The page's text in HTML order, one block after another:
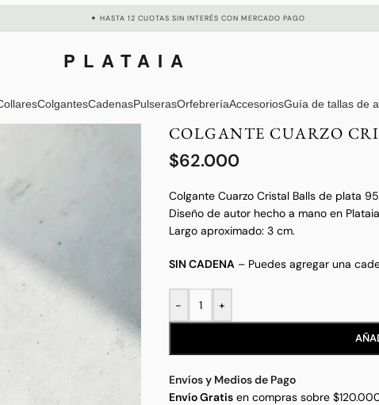
✦ HASTA 12 CUOTAS SIN INTERÉS CON MERCADO PAGO
PLATAIA
ColgantesCadenasPulserasOrfebreríaAccesoriosGuía de tallas de
COLGANTE CUARZO
$62.000
Colgante Cuarzo Cristal Balls de plata
Diseño de autor hecho a mano en
Largo aproximado: 3 cm.
SIN CADENA– Puedes agregar una
- +
Envíos y Medios de Pago
Envío Gratisen compras sobre